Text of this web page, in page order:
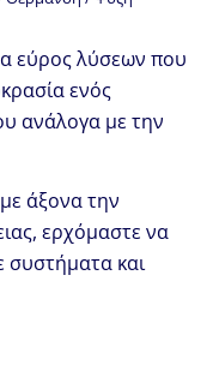
εύρος λύσεων που
ενός
ανάλογα με την
άξονα την
ερχόμαστε να
συστήματα και